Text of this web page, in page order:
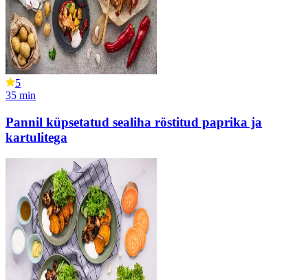
5
35 min
Pannil küpsetatud sealiha röstitud paprika ja
kartulitega